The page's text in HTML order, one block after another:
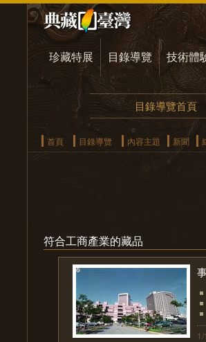
珍藏特展 目錄導覽 技術體
目錄導覽首頁
首頁 目錄導覽 內容主題 新聞
符合工商產業的藏品